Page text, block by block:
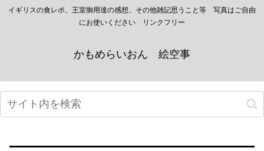
イギリスの食レポ、王室御用達の感想、その他雑記思うこと等 写真はご自由
にお使いください リンクフリー
かもめらいおん 絵空事